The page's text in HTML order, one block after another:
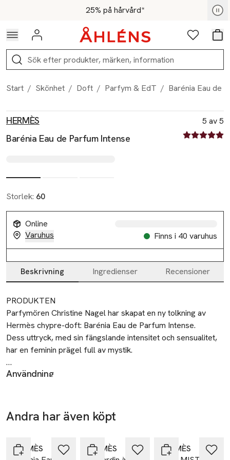
Hoppa till navigationsmenyn25% på hårvård*
För medlemmar - Shoppa nu
Logga in Favoriter
Sök
Start / Skönhet / Doft / Parfym & EdT / Barénia Eau de
HERMÈS
Barénia Eau de Parfum Intense
5 av 5
5 av fem
Storlek: 60
Online
Varuhus
Finns i 40 varuhus
Beskrivning Ingredienser Recensioner
Beskrivning
PRODUKTEN
Parfymören Christine Nagel har skapat en ny tolkning av
Hermès chypre-doft: Barénia Eau de Parfum Intense.
Dess uttryck, med sin fängslande intensitet och sensualitet,
har en feminin prägel full av mystik.
DOFTNOTERNA
förstärker mjukheten hos fjärilslilja och djupet i ekträ. De
suggestiva lädertonerna hos Barénia-lädret understryker
och skapar därmed en unik och fängslande signatur.
Användning
Eau de Parfum Intense med en generös gest.
Hermès
Andra har även köpt
HERMÈS
HERMÈS
HERMÈS